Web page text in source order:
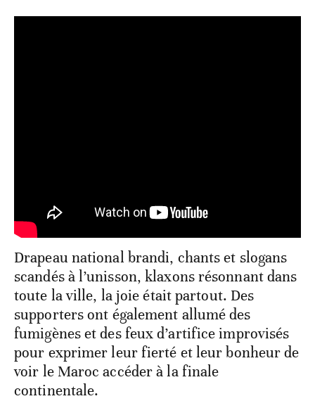
Drapeau national brandi, chants et slogans
scandés à l’unisson, klaxons résonnant dans
toute la ville, la joie était partout. Des
supporters ont également allumé des
fumigènes et des feux d’artifice improvisés
pour exprimer leur fierté et leur bonheur de
voir le Maroc accéder à la finale
continentale.